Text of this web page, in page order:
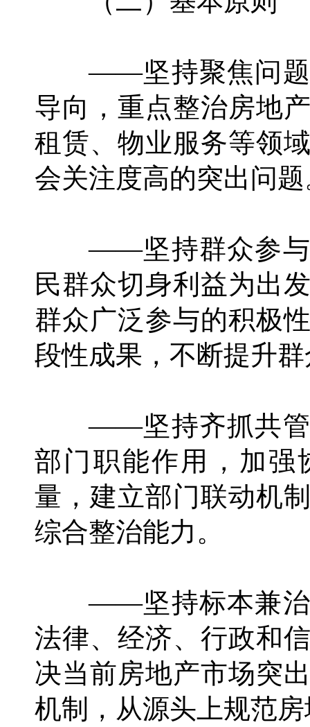
——坚持聚焦问题
导向，重点整治房地
租赁、物业服务等领
会关注度高的突出问
——坚持群众参与
民群众切身利益为出
群众广泛参与的积极
段性成果，不断提升
——坚持齐抓共管
部门职能作用，加强
量，建立部门联动机
综合整治能力。
——坚持标本兼治
法律、经济、行政和
决当前房地产市场突
机制，从源头上规范